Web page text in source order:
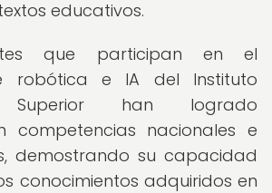
educativos.
que participan en el
robótica e IA del Instituto
Superior han logrado
competencias nacionales e
demostrando su capacidad
conocimientos adquiridos en